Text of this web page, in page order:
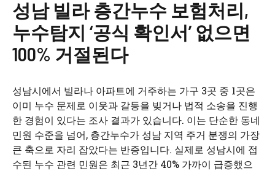
성남 빌라 층간누수 보험처리,
누수탐지 ‘공식 확인서’ 없으면
100% 거절된다
성남시에서 빌라나 아파트에 거주하는 가구 3곳 중 1곳은
이미 누수 문제로 이웃과 갈등을 빚거나 법적 소송을 진행
한 경험이 있다는 조사 결과가 있습니다. 이는 단순한 동네
민원 수준을 넘어, 층간누수가 성남 지역 주거 분쟁의 가장
큰 축으로 자리 잡았다는 반증입니다. 실제로 성남시에 접
수된 누수 관련 민원은 최근 3년간 40% 가까이 급증했으